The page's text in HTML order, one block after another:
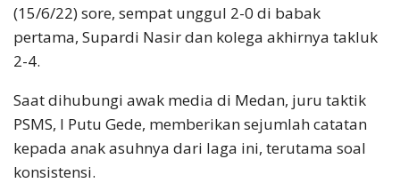
(15/6/22) sore, sempat unggul 2-0 di babak
pertama, Supardi Nasir dan kolega akhirnya takluk
2-4.
Saat dihubungi awak media di Medan, juru taktik
PSMS, I Putu Gede, memberikan sejumlah catatan
kepada anak asuhnya dari laga ini, terutama soal
konsistensi.